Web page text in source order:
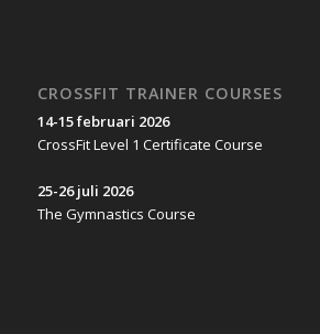
CROSSFIT TRAINER COURSES
14-15 februari 2026
CrossFit Level 1 Certificate Course
25-26 juli 2026
The Gymnastics Course